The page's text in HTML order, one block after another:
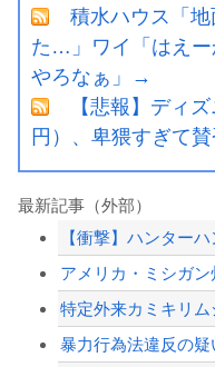
積水ハウス「
た…」ワイ「はえ
やろなぁ」→
【悲報】ディ
円）、卑猥すぎて
最新記事（外部）
暴力行為法違反の